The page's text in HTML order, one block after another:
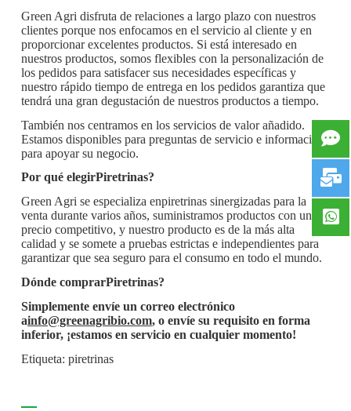
Green Agri disfruta de relaciones a largo plazo con nuestros
clientes porque nos enfocamos en el servicio al cliente y en
proporcionar excelentes productos. Si está interesado en
nuestros productos, somos flexibles con la personalización de
los pedidos para satisfacer sus necesidades específicas y
nuestro rápido tiempo de entrega en los pedidos garantiza que
tendrá una gran degustación de nuestros productos a tiempo.
También nos centramos en los servicios de valor añadido.
Estamos disponibles para preguntas de servicio e información
para apoyar su negocio.
Por qué elegirPiretrinas?
Green Agri se especializa enpiretrinas sinergizadas para la
venta durante varios años, suministramos productos con un
precio competitivo, y nuestro producto es de la más alta
calidad y se somete a pruebas estrictas e independientes para
garantizar que sea seguro para el consumo en todo el mundo.
Dónde comprarPiretrinas?
Simplemente envíe un correo electrónico
ainfo@greenagribio.com, o envíe su requisito en forma
inferior, ¡estamos en servicio en cualquier momento!
Etiqueta: piretrinas